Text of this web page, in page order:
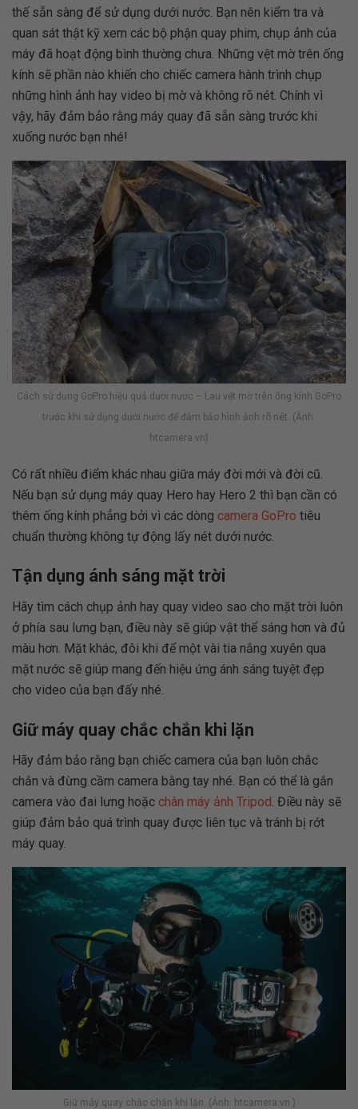
thế sẵn sàng để sử dụng dưới nước. Bạn nên kiểm tra và
quan sát thật kỹ xem các bộ phận quay phim, chụp ảnh của
máy đã hoạt động bình thường chưa. Những vệt mờ trên ống
kính sẽ phần nào khiến cho chiếc camera hành trình chụp
những hình ảnh hay video bị mờ và không rõ nét. Chính vì
vậy, hãy đảm bảo rằng máy quay đã sẵn sàng trước khi
xuống nước bạn nhé!
Cách sử dụng GoPro hiệu quả dưới nước – Lau vệt mờ trên ống kính GoPro
trước khi sử dụng dưới nước để đảm bảo hình ảnh rõ nét. (Ảnh:
htcamera.vn)
Có rất nhiều điểm khác nhau giữa máy đời mới và đời cũ.
Nếu bạn sử dụng máy quay Hero hay Hero 2 thì bạn cần có
thêm ống kính phẳng bởi vì các dòng camera GoPro tiêu
chuẩn thường không tự động lấy nét dưới nước.
Tận dụng ánh sáng mặt trời
Hãy tìm cách chụp ảnh hay quay video sao cho mặt trời luôn
ở phía sau lưng bạn, điều này sẽ giúp vật thể sáng hơn và đủ
màu hơn. Mặt khác, đôi khi để một vài tia nắng xuyên qua
mặt nước sẽ giúp mang đến hiệu ứng ánh sáng tuyệt đẹp
cho video của bạn đấy nhé.
Giữ máy quay chắc chắn khi lặn
Hãy đảm bảo rằng bạn chiếc camera của bạn luôn chắc
chắn và đừng cầm camera bằng tay nhé. Bạn có thể là gắn
camera vào đai lưng hoặc chân máy ảnh Tripod. Điều này sẽ
giúp đảm bảo quá trình quay được liên tục và tránh bị rớt
máy quay.
Giữ máy quay chắc chắn khi lặn. (Ảnh: htcamera.vn )